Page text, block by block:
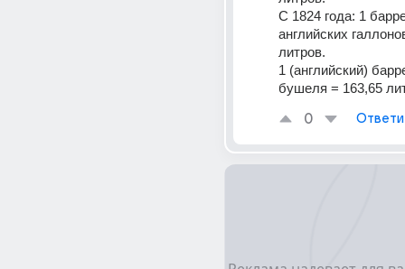
С 1824 года: 1
английских
литров.
1 (английский)
бушеля = 163,65
0